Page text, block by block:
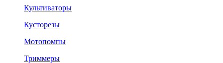
Культиваторы
Кусторезы
Мотопомпы
Триммеры